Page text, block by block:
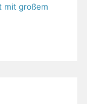
mit großem